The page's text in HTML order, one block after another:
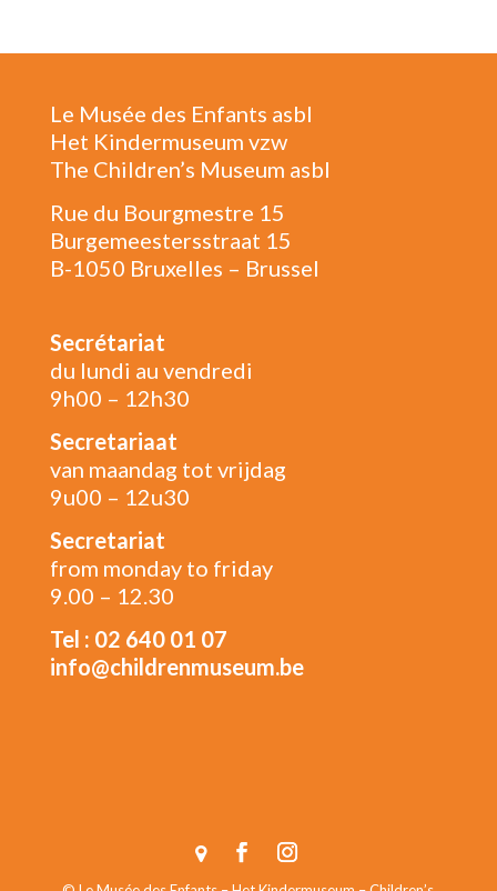
Le Musée des Enfants asbl
Het Kindermuseum vzw
The Children’s Museum asbl
Rue du Bourgmestre 15
Burgemeestersstraat 15
B-1050 Bruxelles – Brussel
Secrétariat
du lundi au vendredi
9h00 – 12h30
Secretariaat
van maandag tot vrijdag
9u00 – 12u30
Secretariat
from monday to friday
9.00 – 12.30
Tel : 02 640 01 07
info@childrenmuseum.be